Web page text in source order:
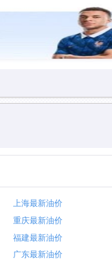
上海最新油价
重庆最新油价
福建最新油价
广东最新油价